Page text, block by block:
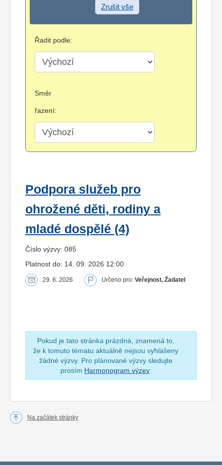
Zrušit vše
Řadit podle:
Směr
řazení:
Podpora služeb pro
ohrožené děti, rodiny a
mladé dospělé (4)
Číslo výzvy: 085
Platnost do: 14. 09. 2026 12:00
29. 6. 2026 Určeno pro: Veřejnost, Žadatel
Pokud je tato stránka prázdná, znamená to,
že k tomuto tématu aktuálně nejsou vyhlášeny
žádné výzvy. Pro plánované výzvy sledujte
prosím Harmonogram výzev.
Na začátek stránky